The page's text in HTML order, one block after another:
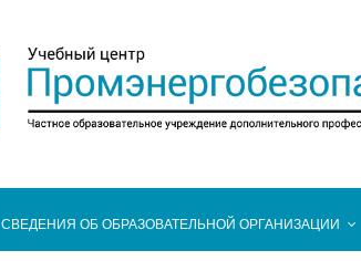
СВЕДЕНИЯ ОБ ОБРАЗОВАТЕЛЬНОЙ ОРГАНИЗАЦИИ